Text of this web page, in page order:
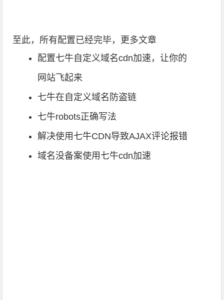
至此，所有配置已经完毕，更多文章
配置七牛自定义域名cdn加速，让你的
网站飞起来
七牛在自定义域名防盗链
七牛robots正确写法
解决使用七牛CDN导致AJAX评论报错
域名没备案使用七牛cdn加速